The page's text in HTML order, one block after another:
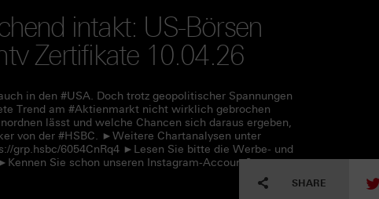
intakt: US-Börsen
Zertifikate 10.04.26
in den #USA. Doch trotz geopolitischer Spannungen
Trend am #Aktienmarkt nicht wirklich gebrochen
lässt und welche Chancen sich daraus ergeben,
von der #HSBC. ►Weitere Chartanalysen unter
grp.hsbc/6054CnRq4 ►Lesen Sie bitte die Werbe- und
Sie schon unseren Instagram-Account?
SHARE